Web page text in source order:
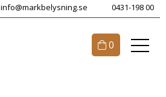
info@markbelysning.se 0431-198 00
0